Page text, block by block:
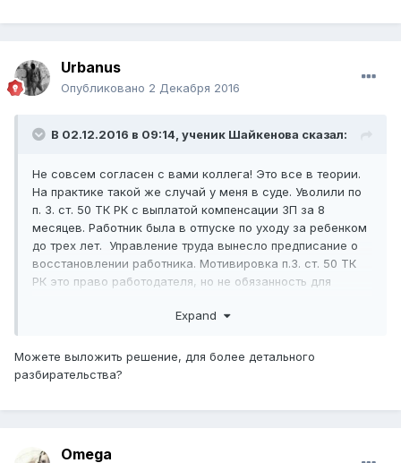
Urbanus
Опубликовано 2 Декабря 2016
В 02.12.2016 в 09:14, ученик Шайкенова сказал:
Не совсем согласен с вами коллега! Это все в теории.
На практике такой же случай у меня в суде. Уволили по
п. 3. ст. 50 ТК РК с выплатой компенсации ЗП за 8
месяцев. Работник была в отпуске по уходу за ребенком
до трех лет. Управление труда вынесло предписание о
восстановлении работника. Мотивировка п.3. ст. 50 ТК
РК это право работодателя, но не обязанность для
Далее обжаловали в суде предписание госоргана в
Сейчас готовимся к апелляции.
Expand
Можете выложить решение, для более детального
разбирательства?
Omega